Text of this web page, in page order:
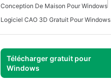
Conception De Maison Pour Windows
Logiciel CAO 3D Gratuit Pour Windows
Télécharger gratuit pour
Windows